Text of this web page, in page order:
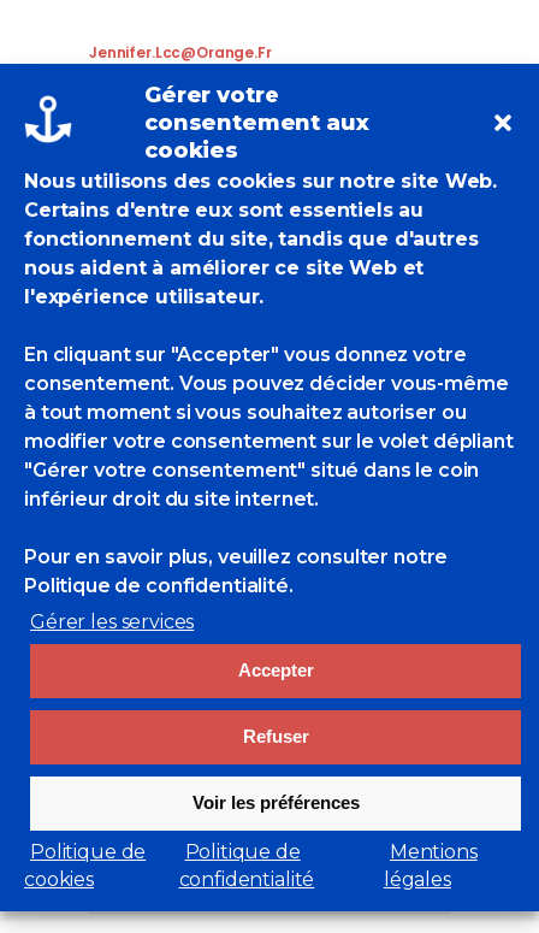
Gérer votre
consentement aux
cookies
Nous utilisons des cookies sur notre site Web.
Certains d'entre eux sont essentiels au
fonctionnement du site, tandis que d'autres
nous aident à améliorer ce site Web et
l'expérience utilisateur.
En cliquant sur "Accepter" vous donnez votre
consentement. Vous pouvez décider vous-même
à tout moment si vous souhaitez autoriser ou
modifier votre consentement sur le volet dépliant
"Gérer votre consentement" situé dans le coin
inférieur droit du site internet.
Pour en savoir plus, veuillez consulter notre
Politique de confidentialité.
Gérer les services
Accepter
Refuser
Voir les préférences
Politique de
cookies
Politique de
confidentialité
Mentions
légales
Jennifer.lcc@orange.fr
Actualités Des POM
Anne Smith
0 Likes
Rechercher
Search
cluster-maritime.fr
Académie de marine
Marine Nationale
Entraide Marine-Adosm
Musée de la marine
Net-Marine
Retrouvez toutes nos archives
Archives